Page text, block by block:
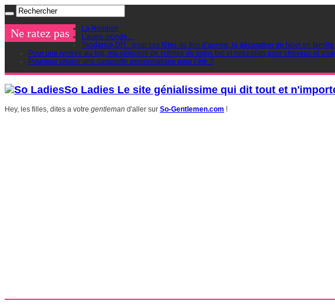
Ne ratez pas
La Religion
L’autre monde…
Tendance DIY : pour ces fêtes de fins d’année, la décoration de Noel en famille
Pour une rentrée au top, ma sélection de crèmes de soins bio et naturelles pour cheveux et
Pourquoi choisir une casquette personnalisée pour l’été ?
So Ladies Le site génialissime qui dit tout et
Hey, les filles, dites a votre gentleman d'aller sur So-Gentlemen.com !